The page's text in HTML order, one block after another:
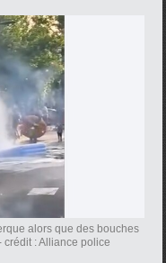
alors que des bouches
crédit : Alliance police